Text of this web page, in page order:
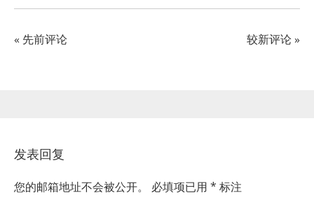
« 先前评论 较新评论 »
发表回复
您的邮箱地址不会被公开。 必填项已用 * 标注